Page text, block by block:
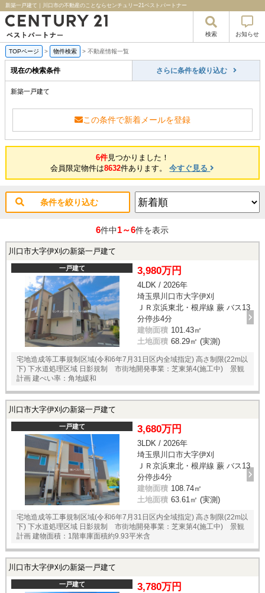
新築一戸建て｜川口市の不動産のことならセンチュリー21ベストパートナー
検索 お知らせ
TOPページ > 物件検索 > 不動産情報一覧
現在の検索条件 さらに条件を絞り込む
新築一戸建て
この条件で新着メールを登録
6件見つかりました！
会員限定物件は8632件あります。今すぐ見る
条件を絞り込む
6件中1～6件を表示
川口市大字伊刈の新築一戸建て
一戸建て 3,980万円
4LDK / 2026年
埼玉県川口市大字伊刈
ＪＲ京浜東北・根岸線 蕨 バス13
分停歩4分
建物面積 101.43㎡
土地面積 68.29㎡ (実測)
宅地造成等工事規制区域(令和6年7月31日区内全域指定) 高さ制限(22m以
下) 下水道処理区域 日影規制 市街地開発事業：芝東第4(施工中) 景観
計画 建ぺい率：角地緩和
川口市大字伊刈の新築一戸建て
一戸建て 3,680万円
3LDK / 2026年
埼玉県川口市大字伊刈
ＪＲ京浜東北・根岸線 蕨 バス13
分停歩4分
建物面積 108.74㎡
土地面積 63.61㎡ (実測)
宅地造成等工事規制区域(令和6年7月31日区内全域指定) 高さ制限(22m以
下) 下水道処理区域 日影規制 市街地開発事業：芝東第4(施工中) 景観
計画 建物面積：1階車庫面積約9.93平米含
川口市大字伊刈の新築一戸建て
一戸建て 3,780万円